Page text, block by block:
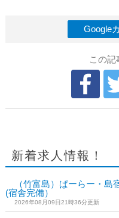
Google
この記
新着求人情報！
（竹富島）ぱーらー・
(宿舎完備）
2026年08月09日21時36分更新